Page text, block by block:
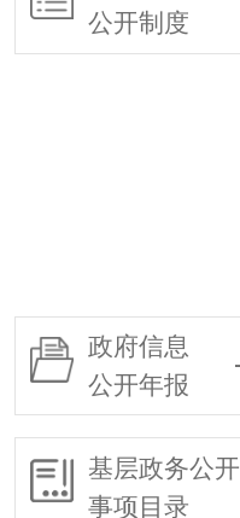
公开制度
政府信息
公开年报
基层政务公开
事项目录